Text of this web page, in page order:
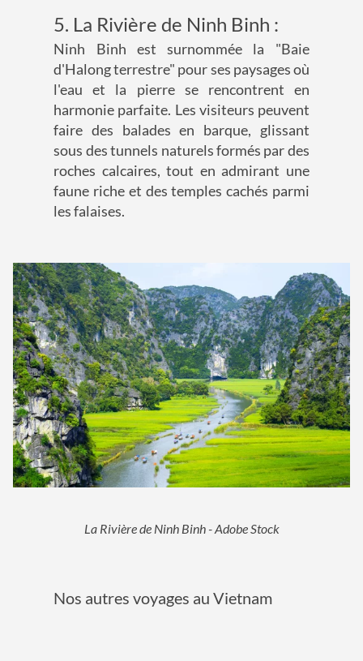
5. La Rivière de Ninh Binh :
Ninh Binh est surnommée la "Baie
d'Halong terrestre" pour ses paysages où
l'eau et la pierre se rencontrent en
harmonie parfaite. Les visiteurs peuvent
faire des balades en barque, glissant
sous des tunnels naturels formés par des
roches calcaires, tout en admirant une
faune riche et des temples cachés parmi
les falaises.
La Rivière de Ninh Binh - Adobe Stock
Nos autres voyages au Vietnam